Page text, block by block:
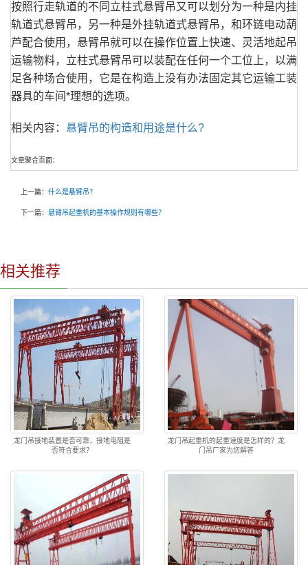
按照行走轨道的不同立柱式悬臂吊又可以划分为一种是内挂
轨道式悬臂吊，另一种是外挂轨道式悬臂吊，和环链电动葫
芦配合使用，悬臂吊就可以在操作位置上快速、灵活地起吊
运输物料，立柱式悬臂吊可以装配在任何一个工位上，以满
足各种场合使用，它是在构造上没有办法固定其它运输工装
器具的车间*理想的选项。
相关内容： 悬臂吊的构造和用途是什么?
文章聚合页面：
上一篇： 什么是悬臂吊？
下一篇： 悬臂吊起重机的基本操作规则有哪些？
相关推荐
龙门吊接地装置是否可靠，接地电阻是
否符合要求？
龙门吊起重机的起重速度是怎样的？龙
门吊厂家为您解答